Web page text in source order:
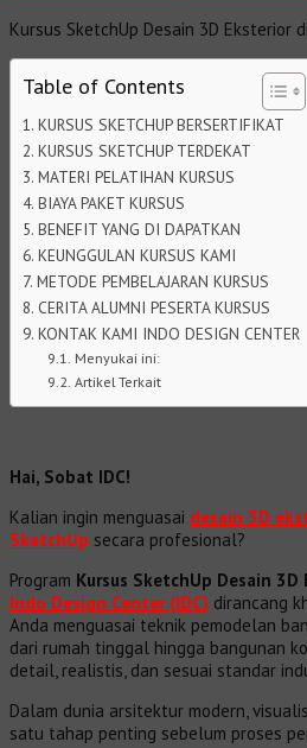
Kursus SketchUp Desain 3D Eksterior
Table of Contents
KURSUS SKETCHUP BERSERTIFIKAT
KURSUS SKETCHUP TERDEKAT
MATERI PELATIHAN KURSUS
BIAYA PAKET KURSUS
BENEFIT YANG DI DAPATKAN
KEUNGGULAN KURSUS KAMI
METODE PEMBELAJARAN KURSUS
CERITA ALUMNI PESERTA KURSUS
KONTAK KAMI INDO DESIGN CENTER
Menyukai ini:
Artikel Terkait
Hai, Sobat IDC!
Kalian ingin menguasai desain 3D
SketchUp secara profesional?
Program Kursus SketchUp Desain
Indo Design Center (IDC) dirancang
Anda menguasai teknik pemodelan
dari rumah tinggal hingga bangunan
detail, realistis, dan sesuai standar
Dalam dunia arsitektur modern,
satu tahap penting sebelum proses